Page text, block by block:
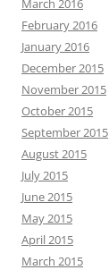
March 2016
February 2016
January 2016
December 2015
November 2015
October 2015
September 2015
August 2015
July 2015
June 2015
May 2015
April 2015
March 2015